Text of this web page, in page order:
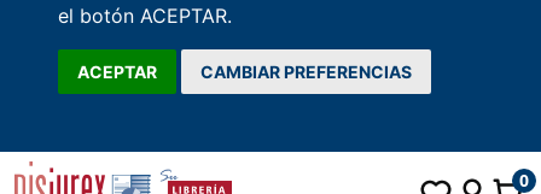
el botón ACEPTAR.
ACEPTAR CAMBIAR PREFERENCIAS
0